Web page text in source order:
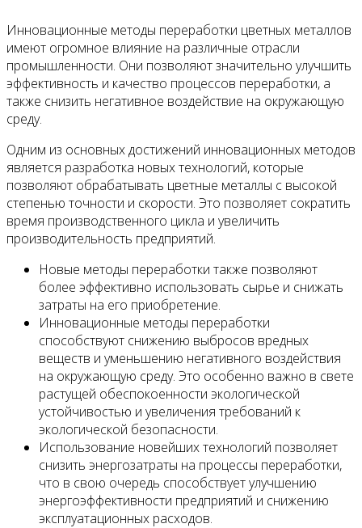
Инновационные методы переработки цветных металлов
имеют огромное влияние на различные отрасли
промышленности. Они позволяют значительно улучшить
эффективность и качество процессов переработки, а
также снизить негативное воздействие на окружающую
среду.
Одним из основных достижений инновационных методов
является разработка новых технологий, которые
позволяют обрабатывать цветные металлы с высокой
степенью точности и скорости. Это позволяет сократить
время производственного цикла и увеличить
производительность предприятий.
Новые методы переработки также позволяют
более эффективно использовать сырье и снижать
затраты на его приобретение.
Инновационные методы переработки
способствуют снижению выбросов вредных
веществ и уменьшению негативного воздействия
на окружающую среду. Это особенно важно в свете
растущей обеспокоенности экологической
устойчивостью и увеличения требований к
экологической безопасности.
Использование новейших технологий позволяет
снизить энергозатраты на процессы переработки,
что в свою очередь способствует улучшению
энергоэффективности предприятий и снижению
эксплуатационных расходов.